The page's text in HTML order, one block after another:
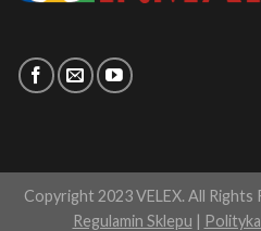
Copyright 2023 VELEX. All Rights
Regulamin Sklepu |